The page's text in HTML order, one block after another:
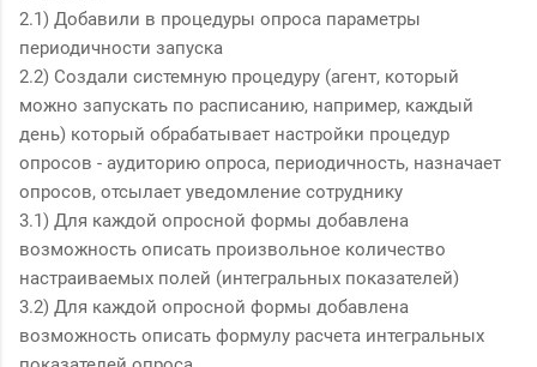
2.1) Добавили в процедуры опроса параметры
периодичности запуска
2.2) Создали системную процедуру (агент, который
можно запускать по расписанию, например, каждый
день) который обрабатывает настройки процедур
опросов - аудиторию опроса, периодичность, назначает
опросов, отсылает уведомление сотруднику
3.1) Для каждой опросной формы добавлена
возможность описать произвольное количество
настраиваемых полей (интегральных показателей)
3.2) Для каждой опросной формы добавлена
возможность описать формулу расчета интегральных